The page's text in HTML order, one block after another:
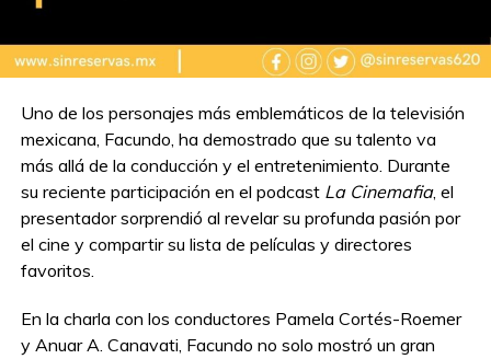
Uno de los personajes más emblemáticos de la televisión
mexicana, Facundo, ha demostrado que su talento va
más allá de la conducción y el entretenimiento. Durante
su reciente participación en el podcast La Cinemafia, el
presentador sorprendió al revelar su profunda pasión por
el cine y compartir su lista de películas y directores
favoritos.
En la charla con los conductores Pamela Cortés-Roemer
y Anuar A. Canavati, Facundo no solo mostró un gran